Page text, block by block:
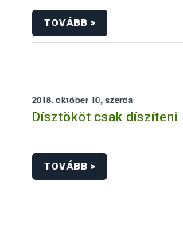
rendszerének éves
TOVÁBB >
2018. október 10, szerda
Dísztököt csak díszíteni
TOVÁBB >